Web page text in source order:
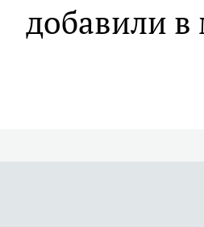
добавили